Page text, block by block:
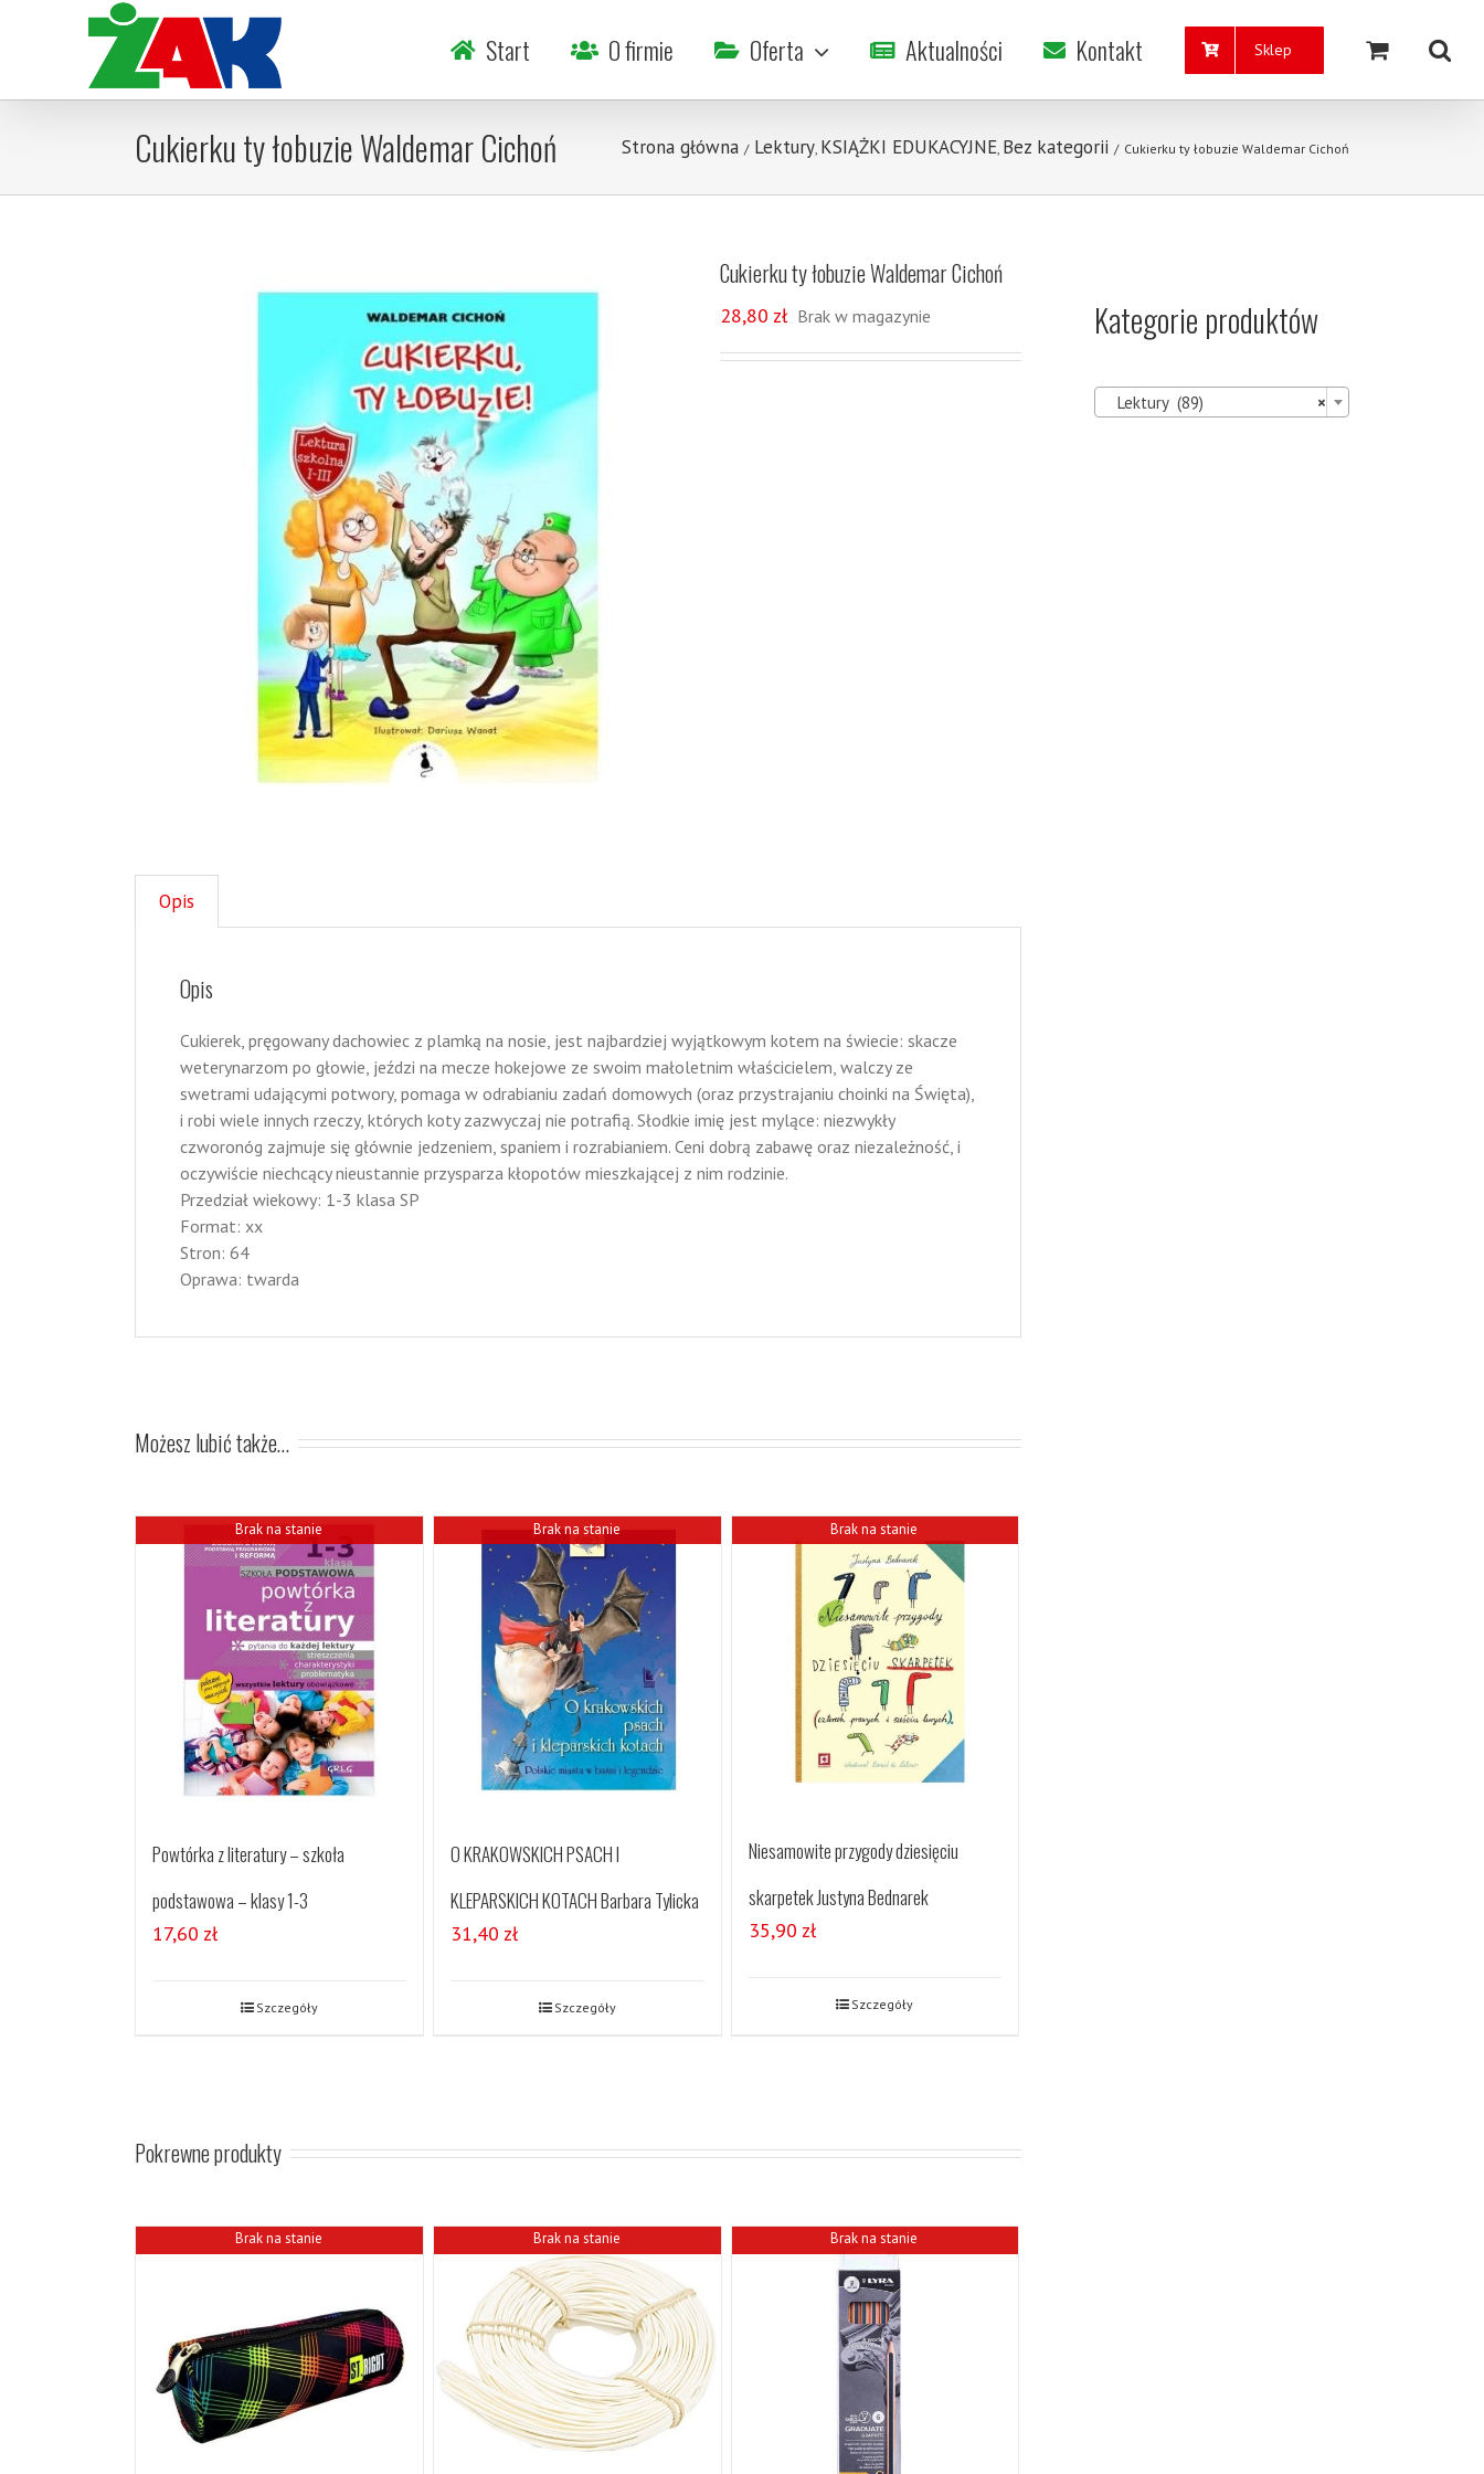
Start O firmie Oferta Aktualności Kontakt Sklep
Cukierku ty łobuzie Waldemar Cichoń Strona główna / Lektury, KSIĄŻKI EDUKACYJNE, Bez kategorii / Cukierku ty łobuzie Waldemar Cichoń
Cukierku ty łobuzie Waldemar Cichoń
28,80 zł Brak w magazynie
Opis
Opis
Cukierek, pręgowany dachowiec z plamką na nosie, jest najbardziej wyjątkowym kotem na świecie: skacze
weterynarzom po głowie, jeździ na mecze hokejowe ze swoim małoletnim właścicielem, walczy ze
swetrami udającymi potwory, pomaga w odrabianiu zadań domowych (oraz przystrajaniu choinki na Święta),
i robi wiele innych rzeczy, których koty zazwyczaj nie potrafią. Słodkie imię jest mylące: niezwykły
czworonóg zajmuje się głównie jedzeniem, spaniem i rozrabianiem. Ceni dobrą zabawę oraz niezależność, i
oczywiście niechcący nieustannie przysparza kłopotów mieszkającej z nim rodzinie.
Przedział wiekowy: 1-3 klasa SP
Format: xx
Stron: 64
Oprawa: twarda
Możesz lubić także…
Brak na stanie
Powtórka z literatury – szkoła
podstawowa – klasy 1-3
17,60 zł
Szczegóły
Brak na stanie
O KRAKOWSKICH PSACH I
KLEPARSKICH KOTACH Barbara Tylicka
31,40 zł
Szczegóły
Brak na stanie
Niesamowite przygody dziesięciu
skarpetek Justyna Bednarek
35,90 zł
Szczegóły
Pokrewne produkty
Brak na stanie Brak na stanie Brak na stanie
Kategorie produktów
×
Lektury (89)